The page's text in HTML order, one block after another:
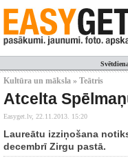
Kultūra un māksla » Teātris
Atcelta
Easyget.lv, 22.11.2013. 15:20
Laureātu izziņošana
decembrī Zirgu pastā.